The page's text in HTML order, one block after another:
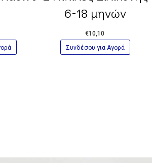
χρήσης. Σε περίπτωση παραπόνου:
του παραγωγού και τον αριθμό
6-18 μηνών
€10,10
Συνδέσου για Αγορά